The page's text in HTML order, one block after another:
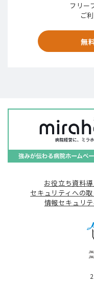
フリー
ご
無
お役立ち資料
セキュリティへの
情報セキュリ